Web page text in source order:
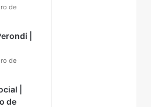
de
|
de
|
de